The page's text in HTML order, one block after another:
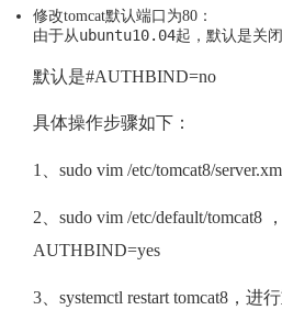
修改tomcat默认端口为80：
由于从ubuntu10.04起，默认是关
默认是#AUTHBIND=no
具体操作步骤如下：
1、sudo vim /etc/tomcat8/
2、sudo vim /etc/default/tomcat8
AUTHBIND=yes
3、systemctl restart tomcat8，进